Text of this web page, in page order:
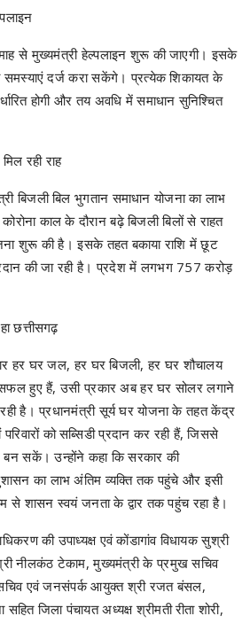
से मुख्यमंत्री हेल्पलाइन शुरू की जाएगी। इसके
समस्याएं दर्ज करा सकेंगे। प्रत्येक शिकायत के
होगी और तय अवधि में समाधान सुनिश्चित
रही राह
बिजली बिल भुगतान समाधान योजना का लाभ
काल के दौरान बढ़े बिजली बिलों से राहत
शुरू की है। इसके तहत बकाया राशि में छूट
की जा रही है। प्रदेश में लगभग 757 करोड़
छत्तीसगढ़
हर घर जल, हर घर बिजली, हर घर शौचालय
हुए हैं, उसी प्रकार अब हर घर सोलर लगाने
है। प्रधानमंत्री सूर्य घर योजना के तहत केंद्र
को सब्सिडी प्रदान कर रही हैं, जिससे
बन सकें। उन्होंने कहा कि सरकार की
का लाभ अंतिम व्यक्ति तक पहुंचे और इसी
से शासन स्वयं जनता के द्वार तक पहुंच रहा है।
की उपाध्यक्ष एवं कोंडागांव विधायक सुश्री
नीलकंठ टेकाम, मुख्यमंत्री के प्रमुख सचिव
एवं जनसंपर्क आयुक्त श्री रजत बंसल,
जिला पंचायत अध्यक्ष श्रीमती रीता शोरी,